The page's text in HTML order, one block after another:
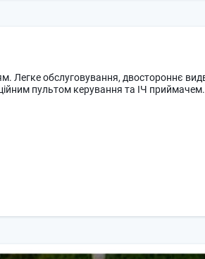
Легке обслуговування, двостороннє
пультом керування та ІЧ приймачем.